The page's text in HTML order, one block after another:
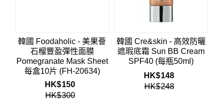
韓國 Foodaholic - 美果薈
石榴豐盈彈性面膜
Pomegranate Mask Sheet
每盒10片 (FH-20634)
HK$150
HK$300
韓國 Cre&skin - 高效防曬
遮瑕底霜 Sun BB Cream
SPF40 (每瓶50ml)
HK$148
HK$248